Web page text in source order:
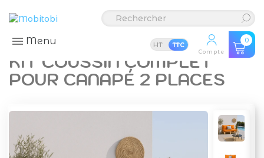
Menu HT TTC
Compte
0
KIT COUSSIN COMPLET
POUR CANAPÉ 2 PLACES